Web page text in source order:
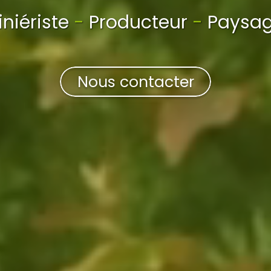
- Producteur -
Nous contacter